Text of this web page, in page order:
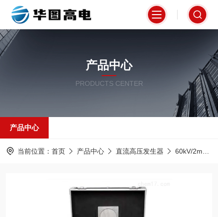
产品中心
PRODUCTS CENTER
产品中心
当前位置： 首页 产品中心 直流高压发生器 60kV/2mA直流高压发生器